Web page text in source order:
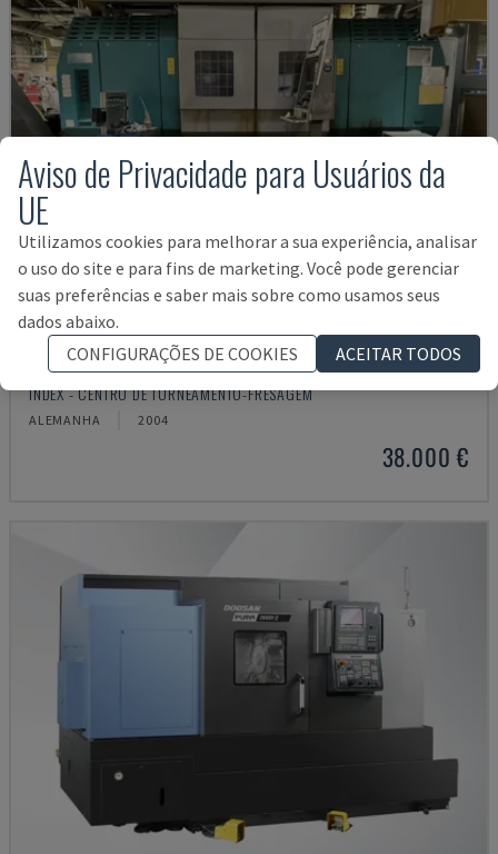
G250
INDEX - CENTRO DE TORNEAMENTO-FRESAGEM
ALEMANHA 2004
38.000 €
Aviso de Privacidade para Usuários da
UE
Utilizamos cookies para melhorar a sua experiência, analisar
o uso do site e para fins de marketing. Você pode gerenciar
suas preferências e saber mais sobre como usamos seus
dados abaixo.
CONFIGURAÇÕES DE COOKIES
ACEITAR TODOS